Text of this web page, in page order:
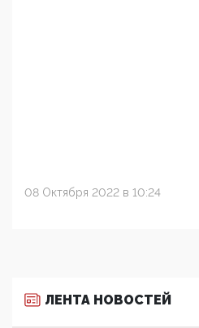
08 Октября 2022 в 10:24
ЛЕНТА НОВОСТЕЙ